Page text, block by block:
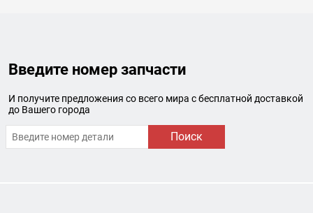
Введите номер запчасти
И получите предложения со всего мира с бесплатной доставкой
до Вашего города
Поиск